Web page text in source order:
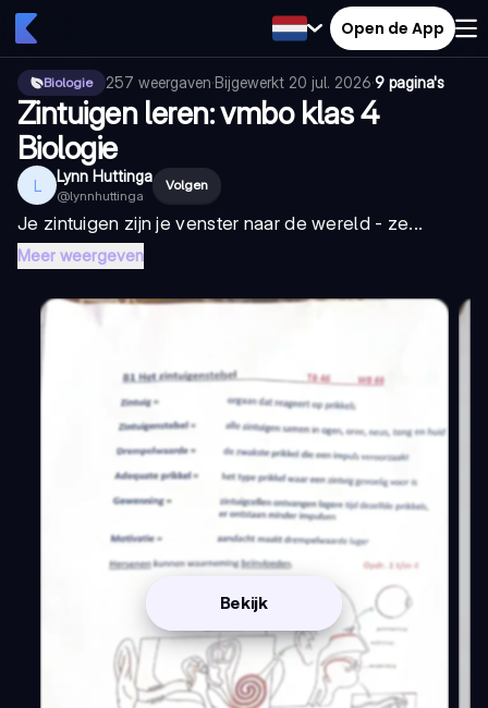
Open de App
Biologie 257 weergaven·Bijgewerkt 20 jul. 2026·9 pagina's
Zintuigen leren: vmbo klas 4
Biologie
L Lynn Huttinga
@lynnhuttinga
Volgen
Je zintuigen zijn je venster naar de wereld - ze...
Meer weergeven
Bekijk